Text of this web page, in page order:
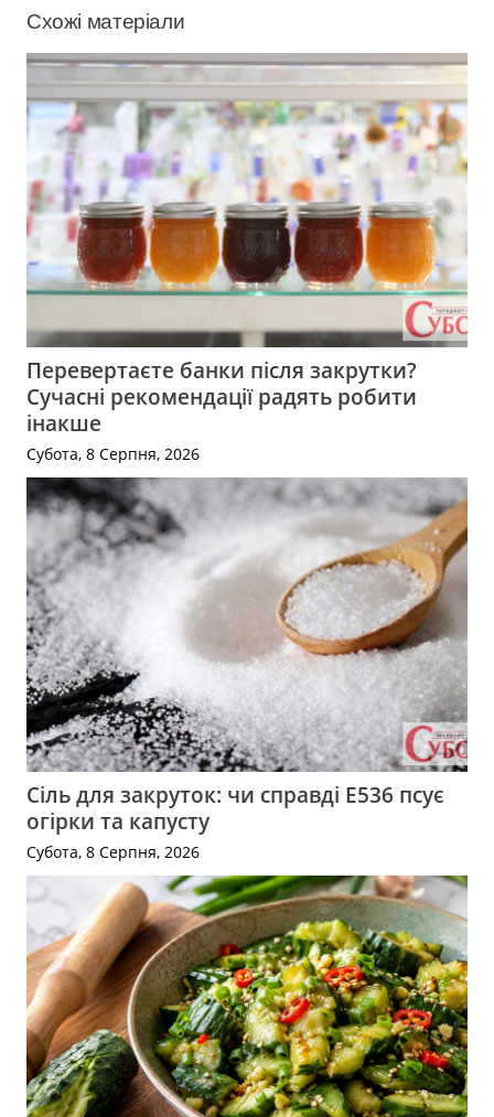
Схожі матеріали
Перевертаєте банки після закрутки?
Сучасні рекомендації радять робити
інакше
Субота, 8 Серпня, 2026
Сіль для закруток: чи справді Е536 псує
огірки та капусту
Субота, 8 Серпня, 2026